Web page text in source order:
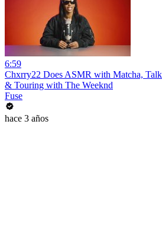
6:59
Chxrry22 Does ASMR with Matcha,
& Touring with The Weeknd
Fuse
hace 3 años